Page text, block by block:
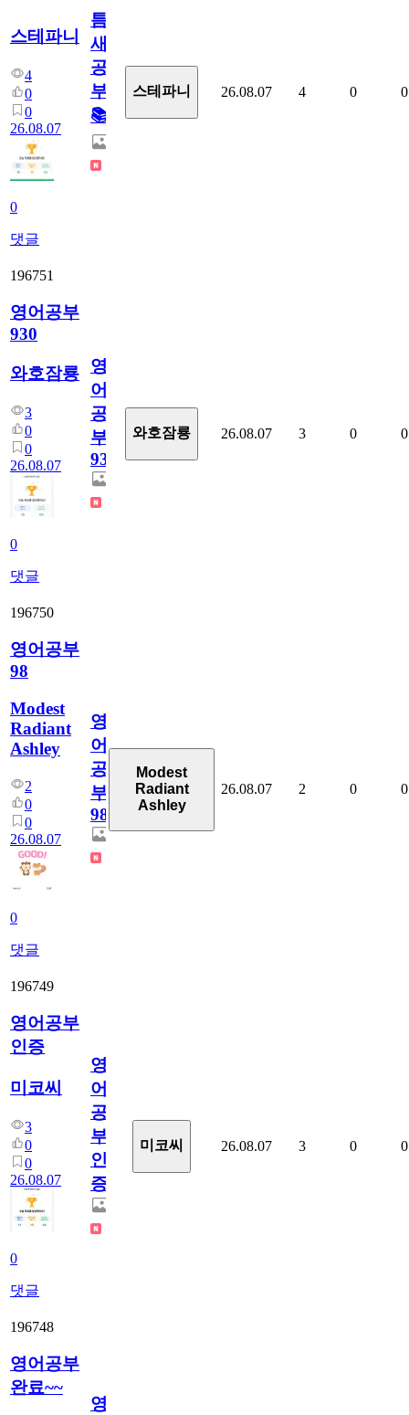
스테파니
4
0
0
26.08.07
0
댓글
틈
새
공
부!
📚
스테파니 26.08.07 4 0 0
196751
영어공부
930
와호잠룡
3
0
0
26.08.07
0
댓글
영
어
공
부
930
와호잠룡 26.08.07 3 0 0
196750
영어공부
98
Modest
Radiant
Ashley
2
0
0
26.08.07
0
댓글
영
어
공
부
98
Modest
Radiant
Ashley
26.08.07 2 0 0
196749
영어공부
인증
미코씨
3
0
0
26.08.07
0
댓글
영
어
공
부
인
증
미코씨 26.08.07 3 0 0
196748
영어공부
완료~~
영